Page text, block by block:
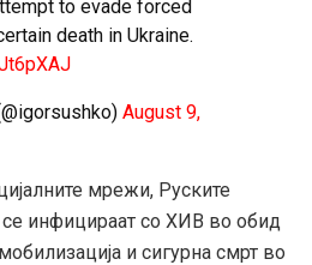
to evade forced
death in Ukraine.
August 9,
мрежи, Руските
инфицираат со ХИВ во обид
и сигурна смрт во